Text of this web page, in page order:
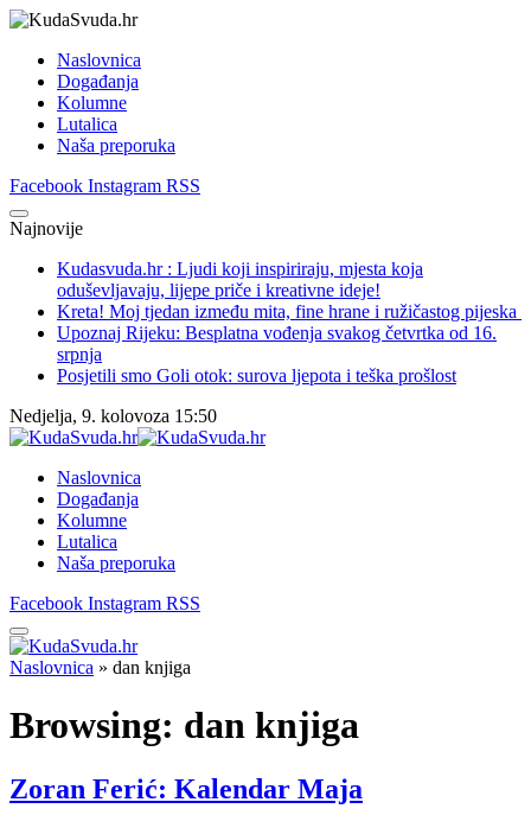
Naslovnica
Događanja
Kolumne
Lutalica
Naša preporuka
Facebook Instagram RSS
Najnovije
Kudasvuda.hr : Ljudi koji inspiriraju, mjesta koja
oduševljavaju, lijepe priče i kreativne ideje!
Kreta! Moj tjedan između mita, fine hrane i ružičastog pijeska
Upoznaj Rijeku: Besplatna vođenja svakog četvrtka od 16.
srpnja
Posjetili smo Goli otok: surova ljepota i teška prošlost
Nedjelja, 9. kolovoza 15:50
Naslovnica
Događanja
Kolumne
Lutalica
Naša preporuka
Facebook Instagram RSS
Naslovnica » dan knjiga
Browsing: dan knjiga
Zoran Ferić: Kalendar Maja